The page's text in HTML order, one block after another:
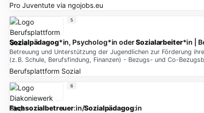
Pro Juventutevia ngojobs.eu
Sozialpädagog*in, Psycholog*in oderSozialarbeiter*in |
Betreuung und Unterstützung der Jugendlichen zur Förderung
(z. B. Schule, Berufsfindung, Finanzen) - Bezugs- und Co-
Berufsplattform Sozial
5
Fachsozialbetreuer:in/Sozialpädagog:in
6